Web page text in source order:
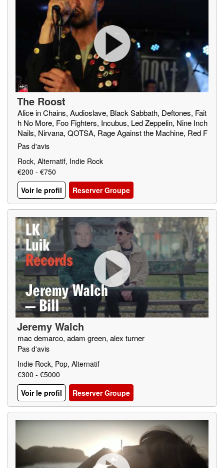
The Roost
Alice in Chains, Audioslave, Black Sabbath, Deftones, Fait
h No More, Foo Fighters, Incubus, Led Zeppelin, Nine Inch
Nails, Nirvana, QOTSA, Rage Against the Machine, Red F
ang, Royal Blood, SOAD, Soundgarden, Triggerfinger, Truc
Pas d'avis
Rock, Alternatif, Indie Rock
€200 - €750
Voir le profil
Reserver Groupe
Jeremy Walch
mac demarco, adam green, alex turner
Pas d'avis
Indie Rock, Pop, Alternatif
€300 - €5000
Voir le profil
Reserver Groupe